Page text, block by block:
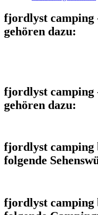
fjordlyst camping
gehören dazu:
fjordlyst camping
gehören dazu:
fjordlyst camping
folgende
fjordlyst camping